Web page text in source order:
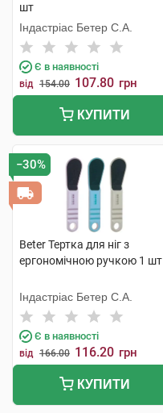
шт
Індастріас Бетер С.А.
Є в наявності
від 154.00 107.80 грн
КУПИТИ
−30%
Beter Тертка для ніг з
ергономічною ручкою 1 шт
Індастріас Бетер С.А.
Є в наявності
від 166.00 116.20 грн
КУПИТИ